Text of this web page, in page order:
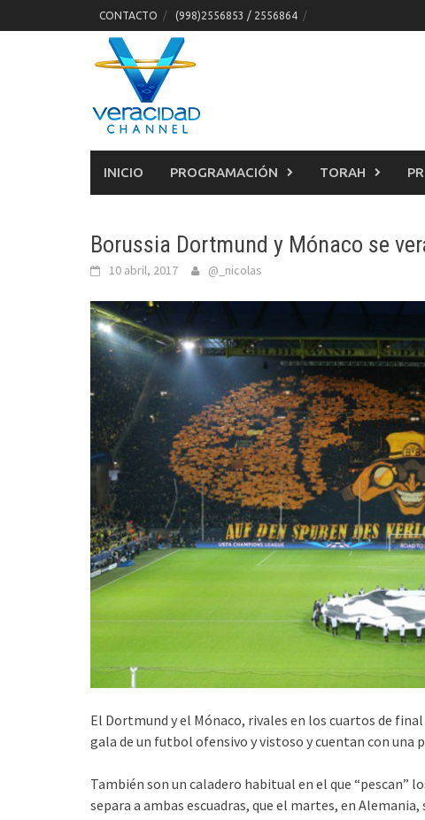
to
CONTACTO (998)2556853 / 2556864
INICIO PROGRAMACIÓN TORAH
Borussia Dortmund y Mónaco se
10 abril, 2017 @_nicolas
El Dortmund y el Mónaco, rivales en los cuartos de
gala de un futbol ofensivo y vistoso y cuentan con una
También son un caladero habitual en el que “pescan”
separa a ambas escuadras, que el martes, en